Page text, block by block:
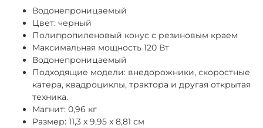
Водонепроницаемый
Цвет: черный
Полипропиленовый конус с резиновым краем
Максимальная мощность 120 Вт
Водонепроницаемый
Подходящие модели: внедорожники, скоростные
катера, квадроциклы, трактора и другая открытая
техника.
Магнит: 0,96 кг
Размер: 11,3 х 9,95 х 8,81 см